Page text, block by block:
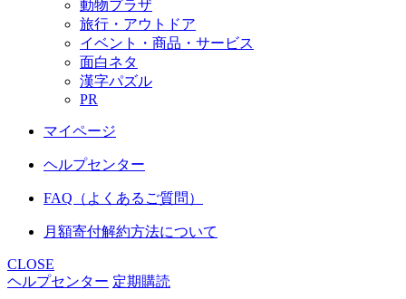
動物プラザ
旅行・アウトドア
イベント・商品・サービス
面白ネタ
漢字パズル
PR
マイページ
ヘルプセンター
FAQ（よくあるご質問）
月額寄付解約方法について
CLOSE
ヘルプセンター 定期購読